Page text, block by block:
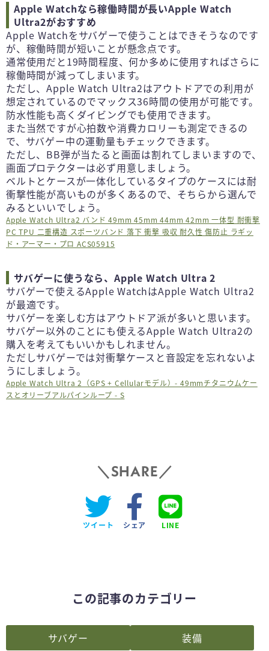
Apple Watchなら稼働時間が長いApple Watch
Ultra2がおすすめ
Apple Watchをサバゲーで使うことはできそうなのです
が、稼働時間が短いことが懸念点です。
通常使用だと19時間程度、何か多めに使用すればさらに
稼働時間が減ってしまいます。
ただし、Apple Watch Ultra2はアウトドアでの利用が
想定されているのでマックス36時間の使用が可能です。
防水性能も高くダイビングでも使用できます。
また当然ですが心拍数や消費カロリーも測定できるの
で、サバゲー中の運動量もチェックできます。
ただし、BB弾が当たると画面は割れてしまいますので、
画面プロテクターは必ず用意しましょう。
ベルトとケースが一体化しているタイプのケースには耐
衝撃性能が高いものが多くあるので、そちらから選んで
みるといいでしょう。
Apple Watch Ultra2 バンド 49mm 45mm 44mm 42mm 一体型 耐衝撃
PC TPU 二重構造 スポーツバンド 落下 衝撃 吸収 耐久性 傷防止 ラギッ
ド・アーマー・プロ ACS05915
サバゲーに使うなら、Apple Watch Ultra 2
サバゲーで使えるApple WatchはApple Watch Ultra2
が最適です。
サバゲーを楽しむ方はアウトドア派が多いと思います。
サバゲー以外のことにも使えるApple Watch Ultra2の
購入を考えてもいいかもしれません。
ただしサバゲーでは対衝撃ケースと音設定を忘れないよ
うにしましょう。
Apple Watch Ultra 2（GPS + Cellularモデル）- 49mmチタニウムケー
スとオリーブアルパインループ - S
SHARE
ツイート シェア LINE
この記事のカテゴリー
サバゲー 装備